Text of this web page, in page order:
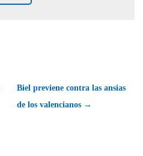
Biel previene contra las ansias
de los valencianos →